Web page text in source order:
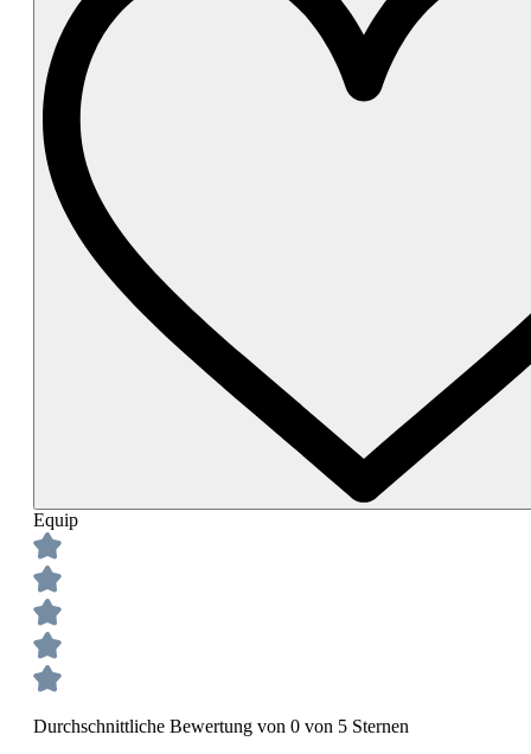
Equip
Durchschnittliche Bewertung von 0 von 5 Sternen